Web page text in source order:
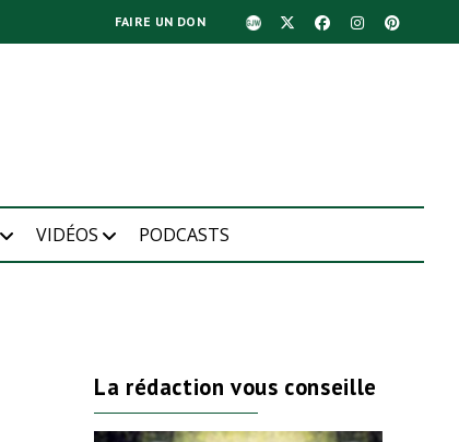
FAIRE UN DON
VIDÉOS PODCASTS
La rédaction vous conseille